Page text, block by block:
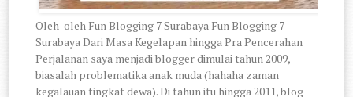
Oleh-oleh Fun Blogging 7 Surabaya Fun Blogging 7
Surabaya Dari Masa Kegelapan hingga Pra Pencerahan
Perjalanan saya menjadi blogger dimulai tahun 2009,
biasalah problematika anak muda (hahaha zaman
kegalauan tingkat dewa). Di tahun itu hingga 2011, blog